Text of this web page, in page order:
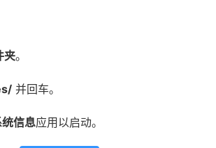
夹。
并回车。
统信息应用以启动。